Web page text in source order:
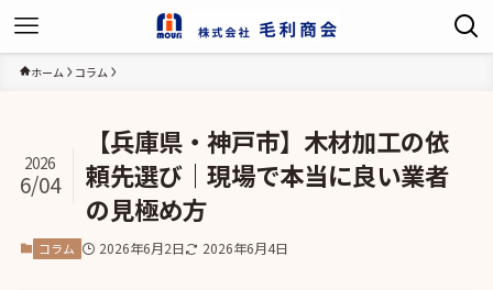
ホーム コラム
【兵庫県・神戸市】木材加工の依
頼先選び｜現場で本当に良い業者
の見極め方
2026
6/04
コラム 2026年6月2日 2026年6月4日